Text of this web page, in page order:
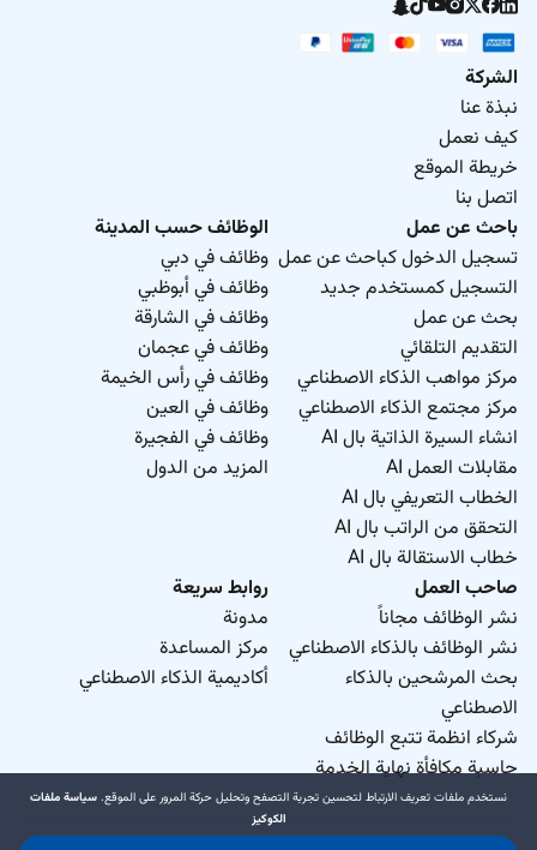
الشركة
نبذة عنا
كيف نعمل
خريطة الموقع
اتصل بنا
باحث عن عمل
تسجيل الدخول كباحث عن عمل
التسجيل كمستخدم جديد
بحث عن عمل
التقديم التلقائي
مركز مواهب الذكاء الاصطناعي
مركز مجتمع الذكاء الاصطناعي
انشاء السيرة الذاتية بال AI
مقابلات العمل AI
الخطاب التعريفي بال AI
التحقق من الراتب بال AI
خطاب الاستقالة بال AI
الوظائف حسب المدينة
وظائف في دبي
وظائف في أبوظبي
وظائف في الشارقة
وظائف في عجمان
وظائف في رأس الخيمة
وظائف في العين
وظائف في الفجيرة
المزيد من الدول
صاحب العمل
نشر الوظائف مجاناً
نشر الوظائف بالذكاء الاصطناعي
بحث المرشحين بالذكاء
الاصطناعي
شركاء انظمة تتبع الوظائف
حاسبة مكافأة نهاية الخدمة
روابط سريعة
مدونة
مركز المساعدة
أكاديمية الذكاء الاصطناعي
نستخدم ملفات تعريف الارتباط لتحسين تجربة التصفح وتحليل حركة المرور على الموقع. سياسة ملفات
الكوكيز